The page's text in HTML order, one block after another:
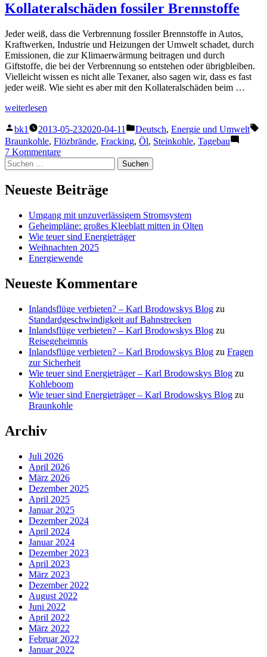
Kollateralschäden fossiler Brennstoffe
Jeder weiß, dass die Verbrennung fossiler Brennstoffe in Autos,
Kraftwerken, Industrie und Heizungen der Umwelt schadet, durch
Emissionen, die zur Klimaerwärmung beitragen und durch
Giftstoffe, die bei der Verbrennung so entstehen oder übrigbleiben.
Vielleicht wissen es nicht alle Texaner, also sagen wir, dass es fast
jeder weiß. Wie sieht es aber mit den Kollateralschäden beim …
„Kollateralschäden
Brennstoffe“
weiterlesen
Veröffentlicht
von
bk1 2013-05-232020-04-11
Veröffentlicht
unter
Deutsch, Energie und Umwelt
Braunkohle, Flözbrände, Fracking, Öl, Steinkohle, Tagebau
7 Kommentarezu
Kollateralschäden
fossiler
Brennstoffe
Suchen
nach:
Neueste Beiträge
Umgang mit unzuverlässigem Stromsystem
Geheimpläne: großes Kleeblatt mitten in Olten
Wie teuer sind Energieträger
Weihnachten 2025
Energiewende
Neueste Kommentare
Inlandsflüge verbieten? – Karl Brodowskys Blog zu
Standardgeschwindigkeit auf Bahnstrecken
Inlandsflüge verbieten? – Karl Brodowskys Blog zu
Reisegeheimnis
Inlandsflüge verbieten? – Karl Brodowskys Blog zu Fragen
zur Sicherheit
Wie teuer sind Energieträger – Karl Brodowskys Blog zu
Kohleboom
Wie teuer sind Energieträger – Karl Brodowskys Blog zu
Braunkohle
Archiv
Juli 2026
April 2026
März 2026
Dezember 2025
April 2025
Januar 2025
Dezember 2024
April 2024
Januar 2024
Dezember 2023
April 2023
März 2023
Dezember 2022
August 2022
Juni 2022
April 2022
März 2022
Februar 2022
Januar 2022